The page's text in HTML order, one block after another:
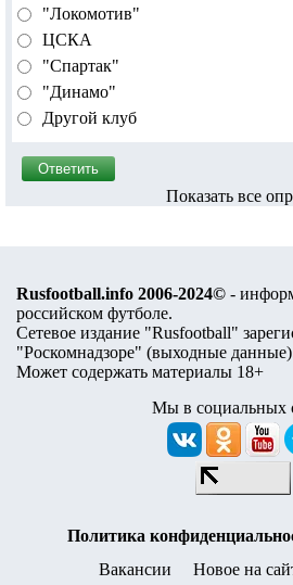
"Локомотив"
ЦСКА
"Спартак"
"Динамо"
Другой клуб
Показать все
Rusfootball.info 2006-2024© -
российском футболе.
Сетевое издание "Rusfootball"
"Роскомнадзоре" (выходные данные
Может содержать материалы 18+
Мы в социальных
Политика
Вакансии Новое на